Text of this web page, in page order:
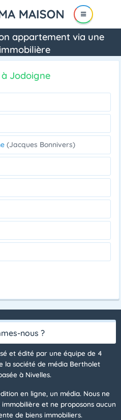
appartement via une
Jodoigne
(Jacques Bonnivers)
nous ?
et édité par une équipe de 4
la société de média Bertholet
à Nivelles.
en ligne, un média. Nous ne
et ne proposons aucun
de biens immobiliers.